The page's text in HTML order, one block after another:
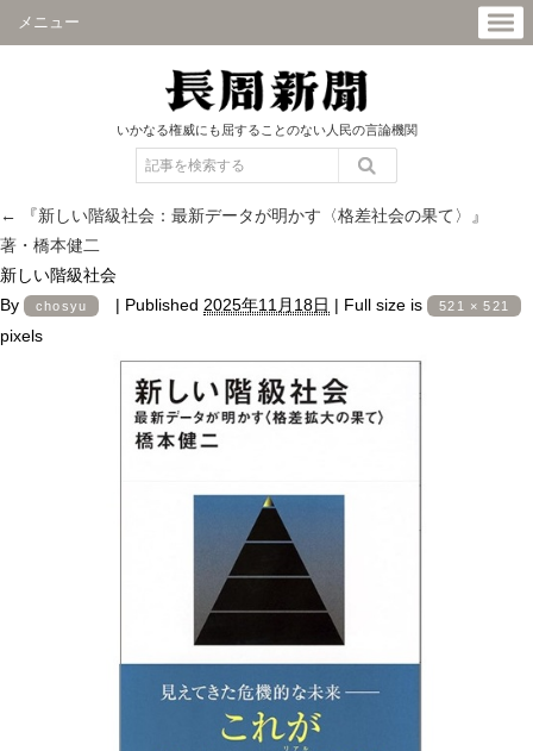
メニュー
いかなる権威にも屈することのない人民の言論機関
←
『新しい階級社会：最新データが明かす〈格差社会の果て〉』
著・橋本健二
新しい階級社会
By
chosyu | Published 2025年11月18日 | Full size is 521 × 521
pixels